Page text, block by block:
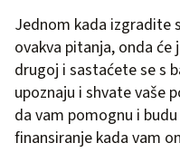
Jednom kada izgradite
ovakva pitanja, onda
drugoj i sastaćete se s
upoznaju i shvate vaše
da vam pomognu i
finansiranje kada vam